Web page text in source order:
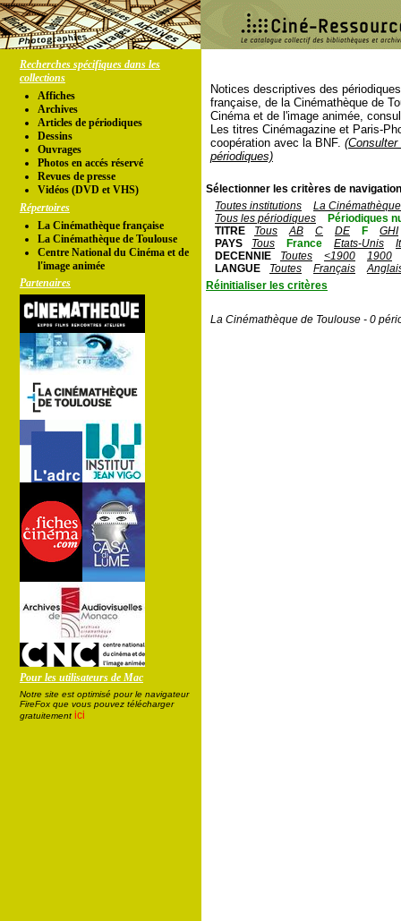
Recherches spécifiques dans les
collections
Affiches
Archives
Articles de périodiques
Dessins
Ouvrages
Photos en accés réservé
Revues de presse
Vidéos (DVD et VHS)
Répertoires
La Cinémathèque française
La Cinémathèque de Toulouse
Centre National du Cinéma et de
l'image animée
Partenaires
Pour les utilisateurs de Mac
Notre site est optimisé pour le navigateur
FireFox que vous pouvez télécharger
gratuitement ici
Notices descriptives des
française, de la Cinémathèque de
Cinéma et de l'image animée,
Les titres Cinémagazine et Paris-
coopération avec la BNF.
périodiques)
Sélectionner les critères de
Toutes institutions
La
Tous les périodiques
Périodiques
TITRE
Tous AB C DE F
GHI
PAYS
Tous France Etats-Unis
DECENNIE
Toutes <1900
1900
LANGUE
Toutes Français
Réinitialiser les critères
La Cinémathèque de Toulouse - 0